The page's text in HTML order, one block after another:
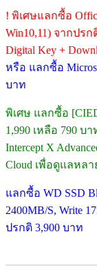
! พิเศษแลกซื้อ
Win10,11) จากปร
Digital Key +
หรือ แลกซื้อ
บาท
พิเศษ แลกซื้อ
1,990 เหลือ 790 บ
Intercept X
Cloud เพื่อดูแลหลา
แลกซื้อ WD SSD
2400MB/S, Write
ปรกติ 3,900 บาท